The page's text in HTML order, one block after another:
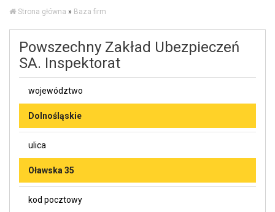
Strona główna » Baza firm
Powszechny Zakład Ubezpieczeń
SA. Inspektorat
województwo
Dolnośląskie
ulica
Oławska 35
kod pocztowy